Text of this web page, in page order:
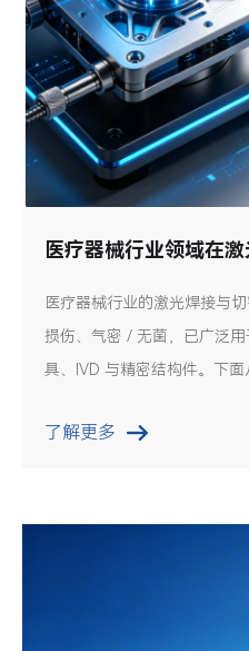
医疗器械行业领域在
医疗器械行业的激光焊接与
损伤、气密 / 无菌，已广泛
具、IVD 与精密结构件。下
了解更多